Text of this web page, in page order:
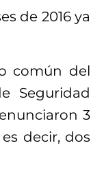
de 2016 ya
común del
Seguridad
3
decir, dos